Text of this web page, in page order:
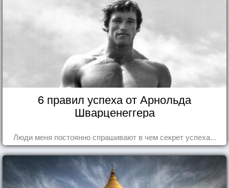
6 правил успеха от Арнольда
Шварценеггера
Люди меня постоянно спрашивают в чем секрет успеха...